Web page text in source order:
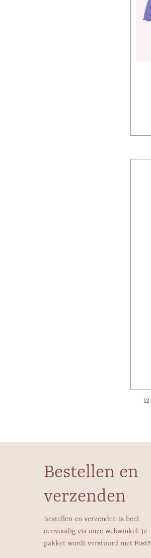
Bestellen en
verzenden
Bestellen en verzenden is heel
eenvoudig via onze webwinkel. Je
pakket wordt verstuurd met